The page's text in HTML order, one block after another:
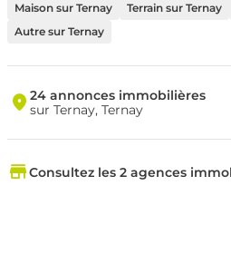
Maison sur Ternay Terrain sur Ternay
Autre sur Ternay
24 annonces immobilières
sur Ternay, Ternay
Consultez les 2 agences